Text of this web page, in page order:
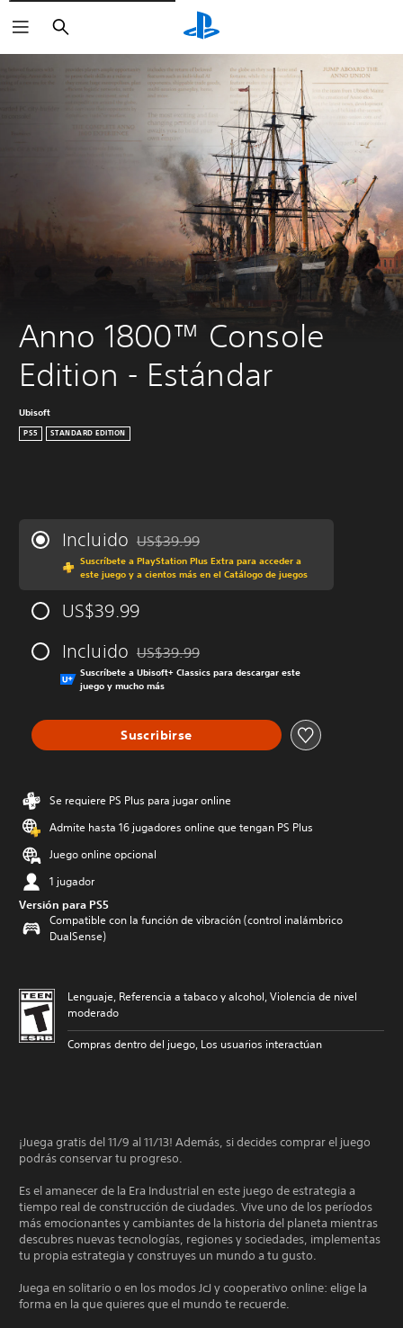
Buscar
Anno 1800™ Console
Edition - Estándar
Ubisoft
PS5 STANDARD EDITION
Incluido Rebajado del precio original de US$39.99
US$39.99
Suscríbete a PlayStation Plus Extra para acceder a
este juego y a cientos más en el Catálogo de juegos
US$39.99
Incluido Rebajado del precio original de US$39.99
US$39.99
Suscríbete a Ubisoft+ Classics para descargar este
juego y mucho más
Suscribirse
Se requiere PS Plus para jugar online
Admite hasta 16 jugadores online que tengan PS Plus
Juego online opcional
1 jugador
Versión para PS5
Compatible con la función de vibración (control inalámbrico
DualSense)
Lenguaje, Referencia a tabaco y alcohol, Violencia de nivel
moderado
Compras dentro del juego, Los usuarios interactúan
¡Juega gratis del 11/9 al 11/13! Además, si decides comprar el juego
podrás conservar tu progreso.
Es el amanecer de la Era Industrial en este juego de estrategia a
tiempo real de construcción de ciudades. Vive uno de los períodos
más emocionantes y cambiantes de la historia del planeta mientras
descubres nuevas tecnologías, regiones y sociedades, implementas
tu propia estrategia y construyes un mundo a tu gusto.
Juega en solitario o en los modos JcJ y cooperativo online: elige la
forma en la que quieres que el mundo te recuerde.